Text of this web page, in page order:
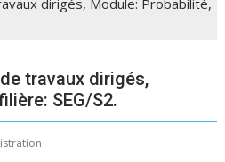
dirigés, Module: Probabilité,
travaux dirigés,
SEG/S2.